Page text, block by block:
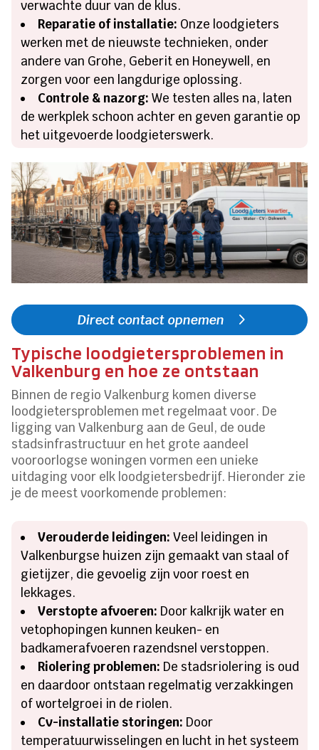
verwachte duur van de klus.
Reparatie of installatie: Onze loodgieters
werken met de nieuwste technieken, onder
andere van Grohe, Geberit en Honeywell, en
zorgen voor een langdurige oplossing.
Controle & nazorg: We testen alles na, laten
de werkplek schoon achter en geven garantie op
het uitgevoerde loodgieterswerk.
Direct contact opnemen
Typische loodgietersproblemen in
Valkenburg en hoe ze ontstaan
Binnen de regio Valkenburg komen diverse
loodgietersproblemen met regelmaat voor. De
ligging van Valkenburg aan de Geul, de oude
stadsinfrastructuur en het grote aandeel
vooroorlogse woningen vormen een unieke
uitdaging voor elk loodgietersbedrijf. Hieronder zie
je de meest voorkomende problemen:
Verouderde leidingen: Veel leidingen in
Valkenburgse huizen zijn gemaakt van staal of
gietijzer, die gevoelig zijn voor roest en
lekkages.
Verstopte afvoeren: Door kalkrijk water en
vetophopingen kunnen keuken- en
badkamerafvoeren razendsnel verstoppen.
Riolering problemen: De stadsriolering is oud
en daardoor ontstaan regelmatig verzakkingen
of wortelgroei in de riolen.
Cv-installatie storingen: Door
temperatuurwisselingen en lucht in het systeem